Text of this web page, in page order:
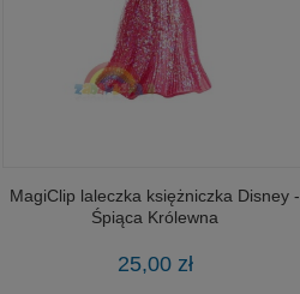
MagiClip laleczka księżniczka Disney -
Śpiąca Królewna
25,00 zł